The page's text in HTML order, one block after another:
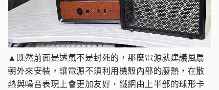
▲既然前面是透氣不是封死的，那麼電源就建議風扇
朝外來安裝，讓電源不須利用機殼內部的廢熱，在散
熱與噪音表現上會更加友好，鐵網由上半部的球形卡